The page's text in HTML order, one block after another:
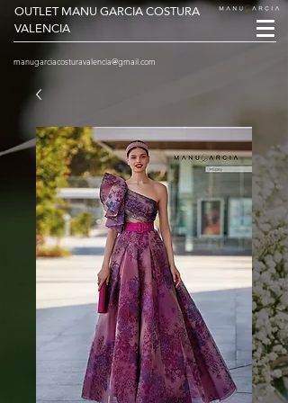
OUTLET MANU GARCIA COSTURA
VALENCIA
manugarciacosturavalencia@gmail.com